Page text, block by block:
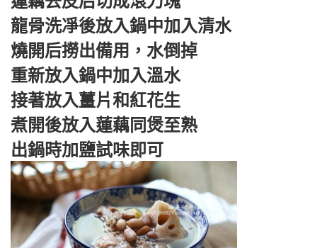
龍骨洗凈後放入鍋中加入清水
燒開后撈出備用，水倒掉
重新放入鍋中加入溫水
接著放入薑片和紅花生
煮開後放入蓮藕同煲至熟
出鍋時加鹽試味即可